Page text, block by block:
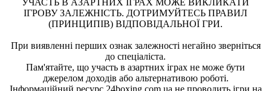
ІГРОВУ ЗАЛЕЖНІСТЬ. ДОТРИМУЙТЕСЬ ПРАВИЛ
(ПРИНЦИПІВ) ВІДПОВІДАЛЬНОЇ ГРИ.
При виявленні перших ознак залежності негайно зверніться
до спеціаліста.
Пам'ятайте, що участь в азартних іграх не може бути
джерелом доходів або альтернативою роботі.
Інформаційний ресурс 24boxing.com.ua не проводить ігри на